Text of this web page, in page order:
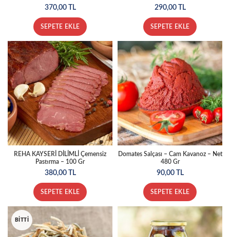
370,00 TL
SEPETE EKLE
290,00 TL
SEPETE EKLE
REHA KAYSERİ DİLİMLİ Çemensiz
Pastırma – 100 Gr
380,00 TL
SEPETE EKLE
Domates Salçası – Cam Kavanoz – Net
480 Gr
90,00 TL
SEPETE EKLE
BITTI